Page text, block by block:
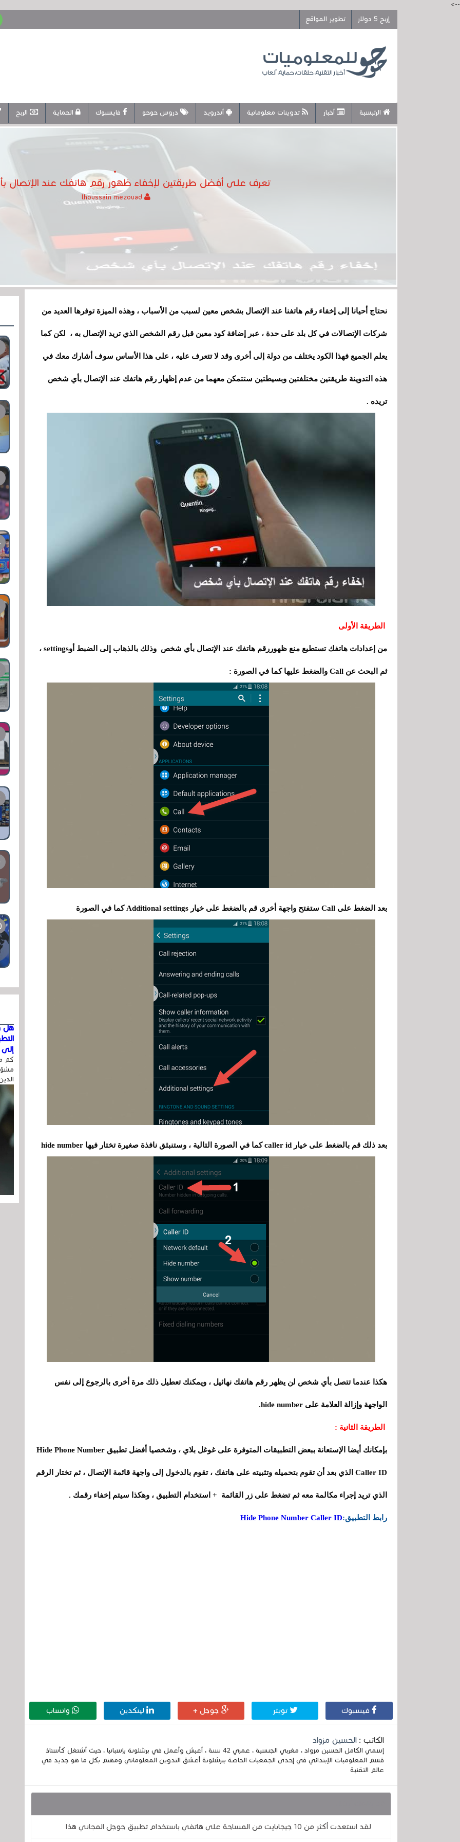
-->
إربح 5 دولار
تطوير المواقع
الرئيسية أخبار تدوينات معلوماتية أندرويد دروس حوحو فايسبوك الحماية الربح
تعرف على أفضل طريقتين لإخفاء ظهور رقم هاتفك عند
نحتاج أحيانا إلى إخفاء رقم هاتفنا عند الإتصال بشخص معين لسبب من الأسباب ، وهذه الميزة توفرها العديد من
شركات الإتصالات في كل بلد على حدة ، عبر إضافة كود معين قبل رقم الشخص الذي تريد الإتصال به ، لكن كما
يعلم الجميع فهذا الكود يختلف من دولة إلى أخرى وقد لا تتعرف عليه ، على هذا الأساس سوف أشارك معك في
هذه التدوينة طريقتين مختلفتين وبسيطتين ستتمكن معهما من عدم إظهار رقم هاتفك عند الإتصال بأي شخص
تريده .
الطريقة الأولى
من إعدادات هاتفك تستطيع منع ظهوررقم هاتفك عند الإتصال بأي شخص وذلك بالذهاب إلى الضبط أوsettings ،
ثم البحث عن Call والضغط عليها كما في الصورة :
بعد الضغط على Call ستفتح واجهة أخرى قم بالضغط على خيار Additional settings كما في الصورة
بعد ذلك قم بالضغط على خيار caller id كما في الصورة التالية ، وستنبثق نافذة صغيرة تختار فيها hide number
هكذا عندما تتصل بأي شخص لن يظهر رقم هاتفك نهائيل ، ويمكنك تعطيل ذلك مرة أخرى بالرجوع إلى نفس
الواجهة وإزالة العلامة على hide number.
الطريقة الثانية :
بإمكانك أيضا الإستعانة ببعض التطبيقات المتوفرة على غوغل بلاي ، وشخصيا أفضل تطبيق Hide Phone Number
Caller ID الذي بعد أن تقوم بتحميله وتثبيته على هاتفك ، تقوم بالدخول إلى واجهة قائمة الإتصال ، ثم تختار الرقم
الذي تريد إجراء مكالمة معه ثم تضغط على زر القائمة + استخدام التطبيق ، وهكذا سيتم إخفاء رقمك .
رابط التطبيق:Hide Phone Number Caller ID
فيسبوك تويتر جوجل + لينكدين واتساب
الكاتب : الحسين مزواد
إسمي الكامل الحسين مزواد ، مغربي الجنسية ، عمري 42 سنة ، أعيش وأعمل في برشلونة بإسبانيا ، حيث أشتغل كأستاذ
قسم المعلوميات الإبتدائي في إحدى الجمعيات الخاصة ببرشلونة أعشق التدوين المعلوماتي ومهتم بكل ما هو جديد في
عالم التقنية
لقد استعدت أكثر من 10 جيجابايت من المساحة على هاتفي باستخدام تطبيق جوجل المجاني هذا
هل
إلى
كم